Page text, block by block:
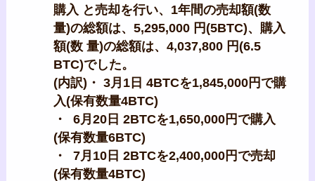
購入 と売却を行い、1年間の売却額(数
量)の総額は、5,295,000 円(5BTC)、購入
額(数 量)の総額は、4,037,800 円(6.5
BTC)でした。
(内訳)・ 3月1日 4BTCを1,845,000円で購
入(保有数量4BTC)
・ 6月20日 2BTCを1,650,000円で購入
(保有数量6BTC)
・ 7月10日 2BTCを2,400,000円で売却
(保有数量4BTC)